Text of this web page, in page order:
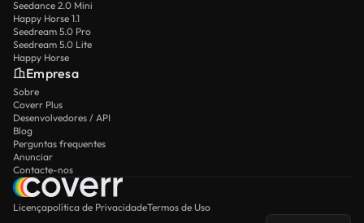
Seedance 2.0 Mini
Happy Horse 1.1
Seedream 5.0 Pro
Seedream 5.0 Lite
Happy Horse
Empresa
Sobre
Coverr Plus
Desenvolvedores / API
Blog
Perguntas frequentes
Anunciar
Contacte-nos
Licençapolítica de PrivacidadeTermos de Uso